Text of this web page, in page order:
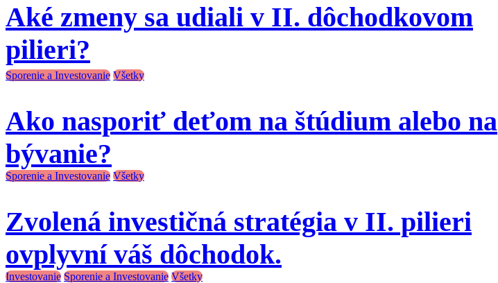
Aké zmeny sa udiali v II. dôchodkovom
pilieri?
Sporenie a Investovanie Všetky
Ako nasporiť deťom na štúdium alebo na
bývanie?
Sporenie a Investovanie Všetky
Zvolená investičná stratégia v II. pilieri
ovplyvní váš dôchodok.
Investovanie Sporenie a Investovanie Všetky